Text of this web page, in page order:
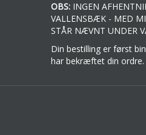
OBS:INGEN
VALLENSBÆK - MED
STÅR NÆVNT UNDER
Din bestilling er først
har bekræftet din ordre.